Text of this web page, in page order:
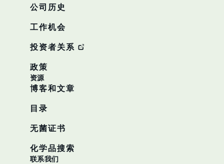
公司历史
工作机会
投资者关系
政策
资源
博客和文章
目录
无菌证书
化学品搜索
联系我们